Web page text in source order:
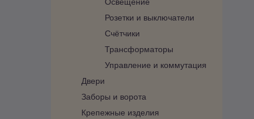
Розетки и выключатели
Счётчики
Трансформаторы
Управление и коммутация
Двери
Заборы и ворота
Крепежные изделия